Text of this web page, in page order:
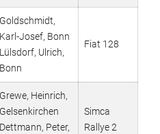
Goldschmidt,
Karl-Josef, Bonn
Lülsdorf, Ulrich,
Bonn
Fiat 128
Grewe, Heinrich,
Gelsenkirchen
Dettmann, Peter,
Simca
Rallye 2